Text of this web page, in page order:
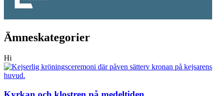
Ämneskategorier
Hi